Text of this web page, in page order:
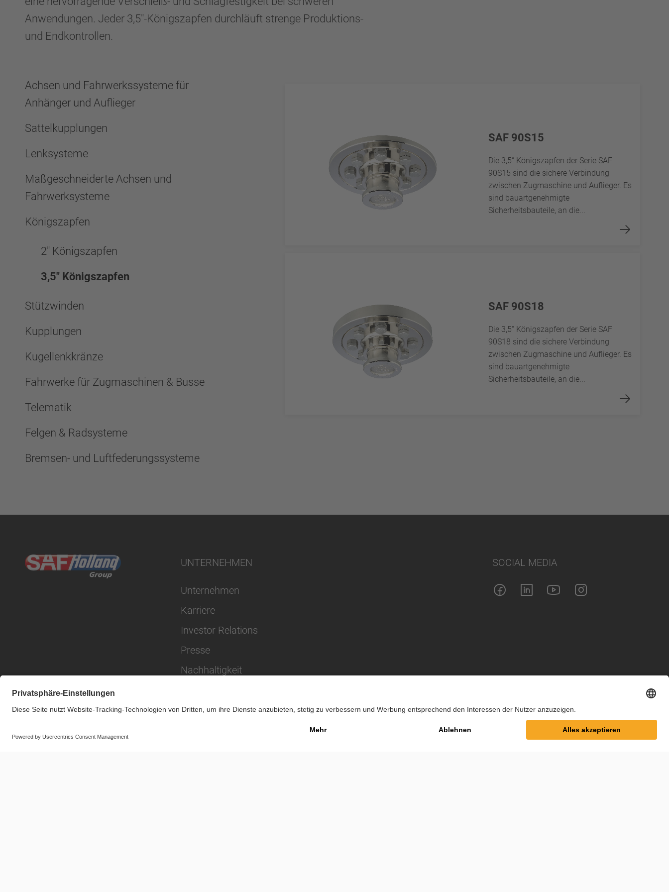
Anwendungen. Jeder 3,5"-Königszapfen durchläuft strenge Produktions-
und Endkontrollen.
Achsen und Fahrwerkssysteme für
Anhänger und Auflieger
Sattelkupplungen
Lenksysteme
Maßgeschneiderte Achsen und
Fahrwerksysteme
Königszapfen
2" Königszapfen
3,5" Königszapfen
Stützwinden
Kupplungen
Kugellenkkränze
Fahrwerke für Zugmaschinen & Busse
Telematik
Felgen & Radsysteme
Bremsen- und Luftfederungssysteme
SAF 90S15
Die 3,5“ Königszapfen der Serie SAF
90S15 sind die sichere Verbindung
zwischen Zugmaschine und Auflieger. Es
sind bauartgenehmigte
Sicherheitsbauteile, an die...
SAF 90S18
Die 3,5“ Königszapfen der Serie SAF
90S18 sind die sichere Verbindung
zwischen Zugmaschine und Auflieger. Es
sind bauartgenehmigte
Sicherheitsbauteile, an die...
UNTERNEHMEN
Unternehmen
Karriere
Investor Relations
Presse
Nachhaltigkeit
SOCIAL MEDIA